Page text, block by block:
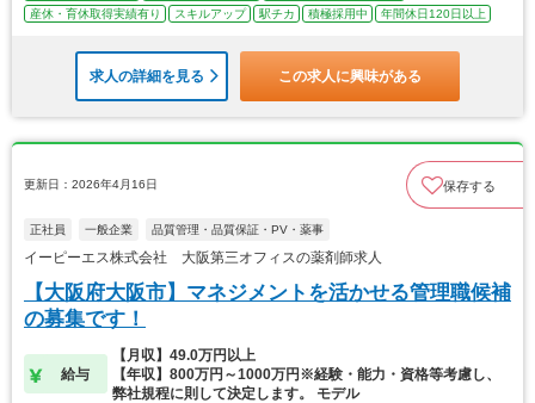
産休・育休取得実績有り
スキルアップ 駅チカ 積極採用中 年間休日120日以上
求人の詳細を見る この求人に興味がある
更新日：2026年4月16日 保存する
正社員 一般企業 品質管理・品質保証・PV・薬事
イーピーエス株式会社 大阪第三オフィスの薬剤師求人
【大阪府大阪市】マネジメントを活かせる管理職候補
の募集です！
給与
【月収】49.0万円以上
【年収】800万円～1000万円※経験・能力・資格等考慮し、
弊社規程に則して決定します。 モデル